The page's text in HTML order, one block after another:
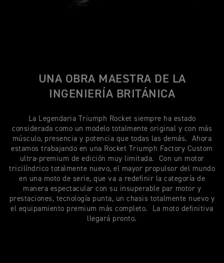
UNA OBRA MAESTRA DE LA
INGENIERÍA BRITÁNICA
La Legendaria Triumph Rocket siempre ha estado
considerada como un modelo totalmente original y con más
músculo, presencia y potencia que todas las demás. Ahora
estamos trabajando en una Rocket Triumph Factory Custom
ultra-premium de edición muy limitada. Con un motor
tricilíndrico totalmente nuevo, el mayor propulsor del mundo
en una moto de serie, que va a redefinir la categoría de
manera espectacular con su insuperable par motor y
prestaciones, tecnología punta, un chasis totalmente nuevo y
el equipamiento premium más completo. La moto definitiva
llegará pronto.